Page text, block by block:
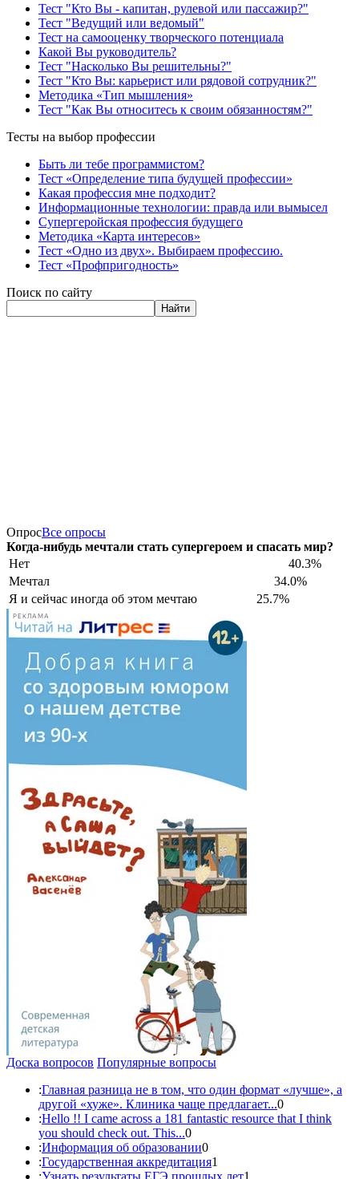
Тест "Кто Вы - капитан, рулевой или пассажир?"
Тест "Ведущий или ведомый"
Тест на самооценку творческого потенциала
Какой Вы руководитель?
Тест "Насколько Вы решительны?"
Тест "Кто Вы: карьерист или рядовой сотрудник?"
Методика «Тип мышления»
Тест "Как Вы относитесь к своим обязанностям?"
Тесты на выбор профессии
Быть ли тебе программистом?
Тест «Определение типа будущей профессии»
Какая профессия мне подходит?
Информационные технологии: правда или вымысел
Супергеройская профессия будущего
Методика «Карта интересов»
Тест «Одно из двух». Выбираем профессию.
Тест «Профпригодность»
Поиск по сайту
Найти
ОпросВсе опросы
Когда-нибудь мечтали стать супергероем и спасать мир?
Нет
40.3%
Мечтал
34.0%
Я и сейчас иногда об этом мечтаю
25.7%
РЕКЛАМА
Доска вопросов Популярные вопросы
:Главная разница не в том, что один формат «лучше», а
другой «хуже». Клиника чаще предлагает...0
:Hello !! I came across a 181 fantastic resource that I think
you should check out. This...0
:Информация об образовании0
:Государственная аккредитация1
:Узнать результаты ЕГЭ прошлых лет1